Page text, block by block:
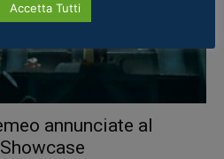
annunciate al
Accetta Tutti